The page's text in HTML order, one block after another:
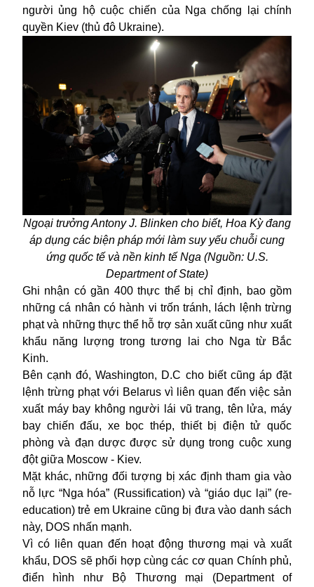
người ủng hộ cuộc chiến của Nga chống lại chính
quyền Kiev (thủ đô Ukraine).
Ngoại trưởng Antony J. Blinken cho biết, Hoa Kỳ đang
áp dụng các biện pháp mới làm suy yếu chuỗi cung
ứng quốc tế và nền kinh tế Nga (Nguồn: U.S.
Department of State)
Ghi nhận có gần 400 thực thể bị chỉ định, bao gồm
những cá nhân có hành vi trốn tránh, lách lệnh trừng
phạt và những thực thể hỗ trợ sản xuất cũng như xuất
khẩu năng lượng trong tương lai cho Nga từ Bắc
Kinh.
Bên cạnh đó,Washington, D.C cho biết cũng áp đặt
lệnh trừng phạt với Belarus vì liên quan đến việc sản
xuất máy bay không người lái vũ trang, tên lửa, máy
bay chiến đấu, xe bọc thép, thiết bị điện tử quốc
phòng và đạn dược được sử dụng trong cuộc xung
đột giữa Moscow - Kiev.
Mặt khác, những đối tượng bị xác định tham gia vào
nỗ lực “Nga hóa” (Russification) và “giáo dục lại” (re-
education) trẻ em Ukraine cũng bị đưa vào danh sách
này, DOS nhấn mạnh.
Vì có liên quan đến hoạt động thương mại và xuất
khẩu, DOS sẽ phối hợp cùng các cơ quan Chính phủ,
điển hình như Bộ Thương mại (Department of